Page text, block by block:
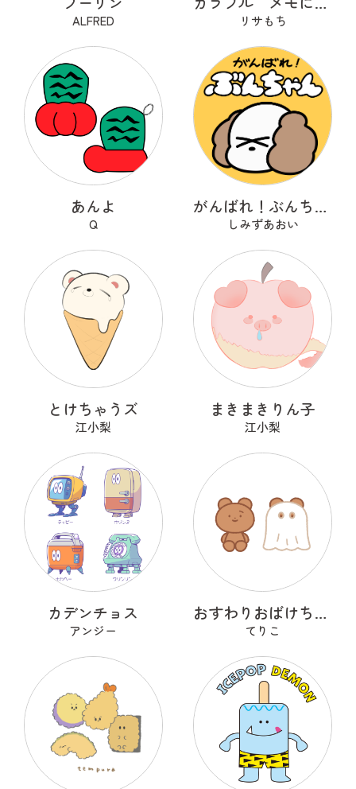
ALFRED リサもち
あんよ
Q
がんばれ！ぶんちゃん
しみずあおい
とけちゃうズ
江小梨
まきまきりん子
江小梨
カデンチョス
アンジー
おすわりおばけちゃんズ
てりこ